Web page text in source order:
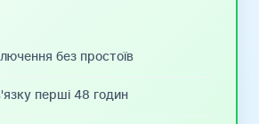
без простоїв
перші 48 годин